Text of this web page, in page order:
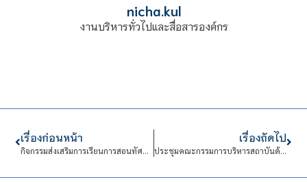
nicha.kul
งานบริหารทั่วไปและสื่อสารองค์กร
เรื่องก่อนหน้า
กิจกรรมส่งเสริมการเรียนการสอนทัศนศึกษาเดอะแพงโกล่าฟาร์ม อ.กระทุ่มแบน
เรื่องถัดไป
ประชุมคณะกรรมการบริหารสถาบันด้านการบริหารงานบุคคล (กบค.)